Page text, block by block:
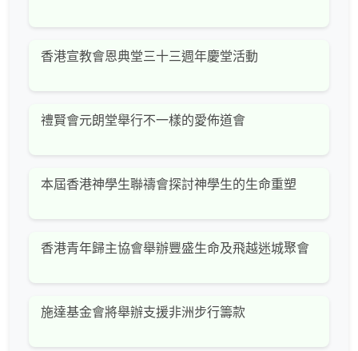
香港宣教會恩典堂三十三週年慶堂活動
禮賢會元朗堂舉行不一樣的愛佈道會
本屆香港神學生聯禱會探討神學生的生命重塑
香港青年歸主協會舉辦豐盛生命及飛越迷城聚會
施達基金會將舉辦支援非洲步行籌款